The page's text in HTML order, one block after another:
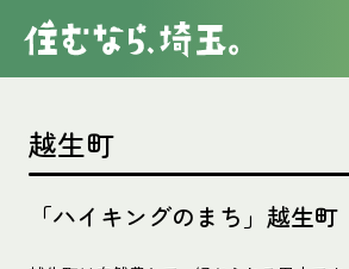
越生町
「ハイキングのまち」越生町